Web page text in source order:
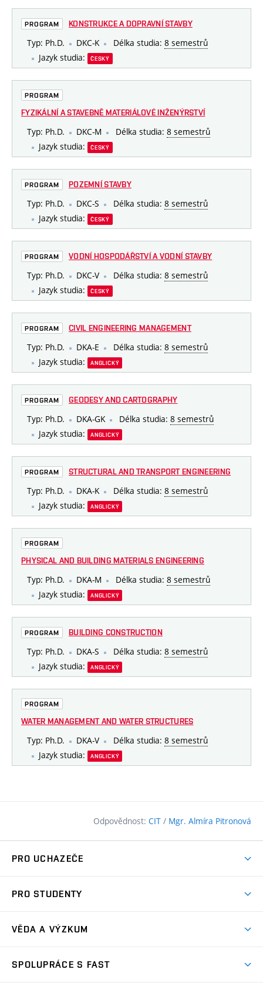
PROGRAM KONSTRUKCE A DOPRAVNÍ STAVBY
Typ: Ph.D. DKC-K Délka studia: 8 semestrů
Jazyk studia:
ČESKÝ
PROGRAM
FYZIKÁLNÍ A STAVEBNĚ MATERIÁLOVÉ INŽENÝRSTVÍ
Typ: Ph.D. DKC-M Délka studia: 8 semestrů
Jazyk studia:
ČESKÝ
PROGRAM POZEMNÍ STAVBY
Typ: Ph.D. DKC-S Délka studia: 8 semestrů
Jazyk studia:
ČESKÝ
PROGRAM VODNÍ HOSPODÁŘSTVÍ A VODNÍ STAVBY
Typ: Ph.D. DKC-V Délka studia: 8 semestrů
Jazyk studia:
ČESKÝ
PROGRAM CIVIL ENGINEERING MANAGEMENT
Typ: Ph.D. DKA-E Délka studia: 8 semestrů
Jazyk studia:
ANGLICKÝ
PROGRAM GEODESY AND CARTOGRAPHY
Typ: Ph.D. DKA-GK Délka studia: 8 semestrů
Jazyk studia:
ANGLICKÝ
PROGRAM STRUCTURAL AND TRANSPORT ENGINEERING
Typ: Ph.D. DKA-K Délka studia: 8 semestrů
Jazyk studia:
ANGLICKÝ
PROGRAM
PHYSICAL AND BUILDING MATERIALS ENGINEERING
Typ: Ph.D. DKA-M Délka studia: 8 semestrů
Jazyk studia:
ANGLICKÝ
PROGRAM BUILDING CONSTRUCTION
Typ: Ph.D. DKA-S Délka studia: 8 semestrů
Jazyk studia:
ANGLICKÝ
PROGRAM
WATER MANAGEMENT AND WATER STRUCTURES
Typ: Ph.D. DKA-V Délka studia: 8 semestrů
Jazyk studia:
ANGLICKÝ
Odpovědnost: CIT / Mgr. Almíra Pitronová
PRO UCHAZEČE
Přijímačky
Ambasadoři pro prváky(externí
PRO STUDENTY
Předměty
VĚDA A VÝZKUM
SPOLUPRÁCE S FAST